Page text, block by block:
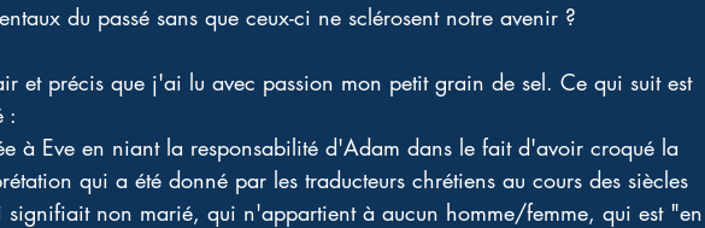
du passé sans que ceux-ci ne sclérosent notre avenir ?
et précis que j'ai lu avec passion mon petit grain de sel. Ce qui suit est
:
à Eve en niant la responsabilité d'Adam dans le fait d'avoir croqué la
qui a été donné par les traducteurs chrétiens au cours des siècles
non marié, qui n'appartient à aucun homme/femme, qui est "en